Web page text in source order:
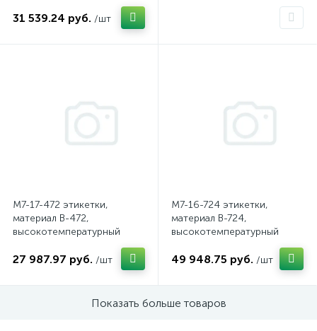
полиимид, белый, размер
38.1х19.05мм, 250 шт. в
31 539.24 руб. /шт
полиимид, белый, размер
M7-17-472 этикетки,
материал B-472,
высокотемпературный
полиимид, белый, размер
25.4х12.7мм, 500 шт. в упак.
27 987.97 руб. /шт
M7-16-724 этикетки,
материал B-724,
высокотемпературный
полиимид, зеленовато-
янтарный, размер
49 948.75 руб. /шт
Показать больше товаров